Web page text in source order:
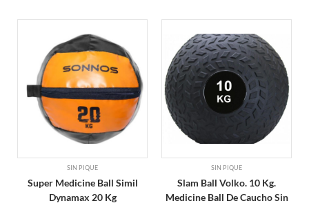
SIN PIQUE
Super Medicine Ball Simil
Dynamax 20 Kg
SIN PIQUE
Slam Ball Volko. 10 Kg.
Medicine Ball De Caucho Sin